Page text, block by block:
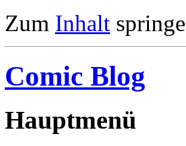
Zum Inhalt
Comic Blog
Hauptmenü